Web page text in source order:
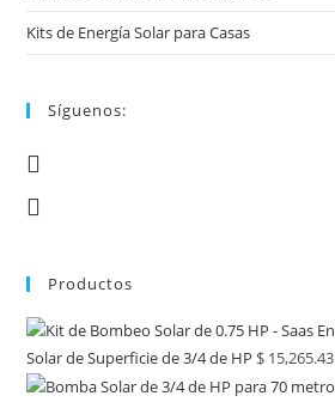
Kits de Energía Solar para Casas
Síguenos:
Productos
Solar de Superficie de 3/4 de HP $ 15,265.43